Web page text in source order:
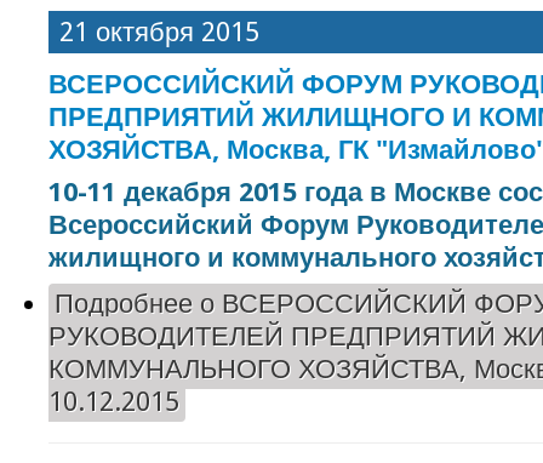
21 октября 2015
ВСЕРОССИЙСКИЙ ФОРУМ
ПРЕДПРИЯТИЙ ЖИЛИЩНОГО И
ХОЗЯЙСТВА, Москва, ГК "Измайлово"
10-11 декабря 2015 года в Москве
Всероссийский Форум
жилищного и коммунального
Подробнее о ВСЕРОССИЙСКИЙ
РУКОВОДИТЕЛЕЙ ПРЕДПРИЯТИЙ
КОММУНАЛЬНОГО ХОЗЯЙСТВА,
10.12.2015